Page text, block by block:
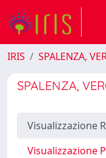
IRIS SPALENZA,
SPALENZA,
Visualizzazione
Visualizzazione